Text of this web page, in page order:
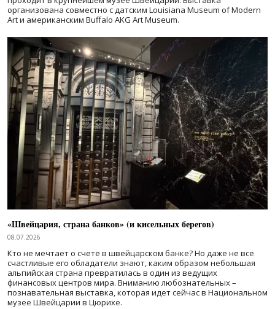
организована совместно с датским Louisiana Museum of Modern
Art и американским Buffalo AKG Art Museum.
«Швейцария, страна банков» (и кисельных берегов)
08.07.2026
Кто не мечтает о счете в швейцарском банке? Но даже не все
счастливые его обладатели знают, каким образом небольшая
альпийская страна превратилась в один из ведущих
финансовых центров мира. Вниманию любознательных –
познавательная выставка, которая идет сейчас в Национальном
музее Швейцарии в Цюрихе.